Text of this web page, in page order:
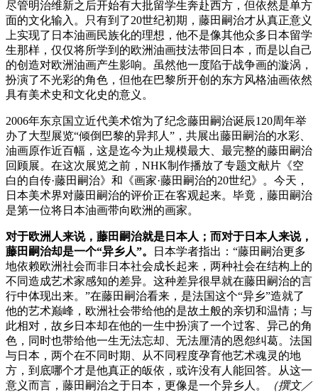
尽管明治维新之后开始有大批留学生奔赴西方，但依然是单方
面的文化输入。只有到了20世纪初期，藤田嗣治才从真正意义
上实现了日本油画民族化的理想，他不是像其他众多日本留学
生那样，仅仅将所学到的欧洲油画技法带回日本，而是以自己
的创造对欧洲油画产生影响。虽然他一度陷于战争画的漩涡，
扮演了不光彩的角色，但他在巴黎所开创的东方风格油画依然
具有美术史和文化史的意义。
2006年东京国立近代美术馆为了纪念藤田嗣治诞辰120周年举
办了大型展览“倾倒巴黎的异邦人”，共展出藤田嗣治的水彩、
油画原作近百幅，这是迄今为止规模最大、最完整的藤田嗣治
回顾展。在这次展览之前，NHK制作播放了专题文献片《空
白的自传·藤田嗣治》和《画家·藤田嗣治的20世纪》。今天，
日本美术界对藤田嗣治的评价正在客观起来。毕竟，藤田嗣治
是第一位将日本油画带向欧洲的画家。
对于欧洲人来说，藤田嗣治就是日本人；而对于日本人来说，
藤田嗣治却是一个“异乡人”。
日本学者指出：“藤田嗣治更多
地依赖欧洲社会而非日本社会成长起来，两种社会在结构上的
不同造成艺术家感知的差异。这种差异很早就在藤田嗣治的言
行中体现出来。”在藤田嗣治看来，是法国这个“异乡”造就了
他的艺术巅峰，欧洲社会带给他的是故土般的亲切和温情；与
此相对，故乡日本却在他的一生中扮演了一个过客、异己的角
色，同时也带给他一生无法忘却、无法厘清的恩怨纠葛。法国
与日本，两个在不同时期、从不同程度孕育他艺术魂灵的地
方，到底哪个才是他真正的皈依，或许没有人能回答。从这一
意义而言，藤田嗣治之于日本，更像是一个异乡人。
（撰文／